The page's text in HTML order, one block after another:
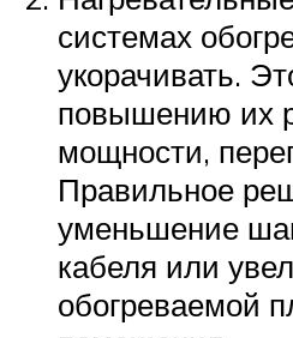
системах
укорачивать.
повышению их
мощности,
Правильное
уменьшение
кабеля или
обогреваемой